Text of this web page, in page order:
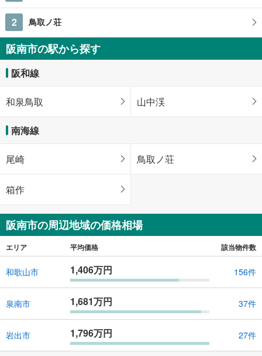
2 鳥取ノ荘
阪南市の駅から探す
阪和線
和泉鳥取 山中渓
南海線
尾崎 鳥取ノ荘
箱作
阪南市の周辺地域の価格相場
エリア 平均価格 該当物件数
和歌山市 1,406万円 156件
泉南市 1,681万円 37件
岩出市 1,796万円 27件